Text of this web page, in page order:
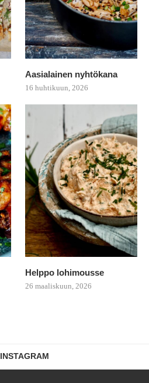
Aasialainen nyhtökana
16 huhtikuun, 2026
Helppo lohimousse
26 maaliskuun, 2026
INSTAGRAM